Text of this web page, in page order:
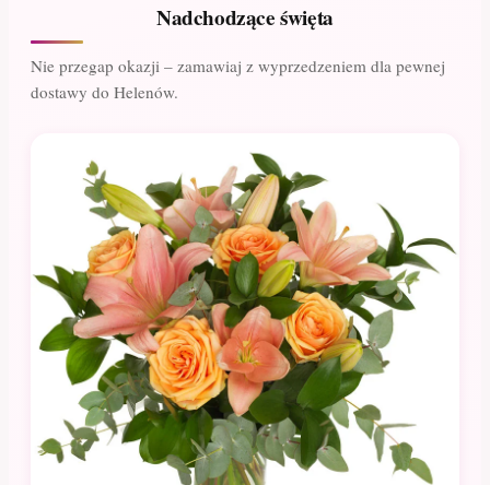
Nadchodzące święta
Nie przegap okazji – zamawiaj z wyprzedzeniem dla pewnej
dostawy do Helenów.